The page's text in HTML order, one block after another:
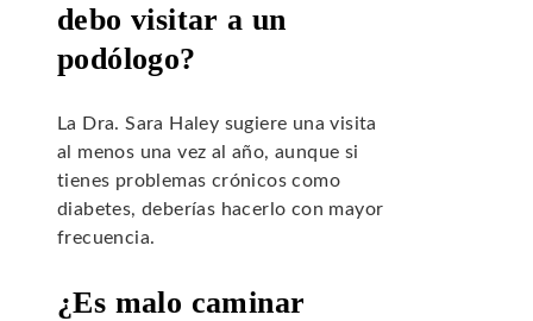
debo visitar a un
podólogo?
La Dra. Sara Haley sugiere una visita
al menos una vez al año, aunque si
tienes problemas crónicos como
diabetes, deberías hacerlo con mayor
frecuencia.
¿Es malo caminar